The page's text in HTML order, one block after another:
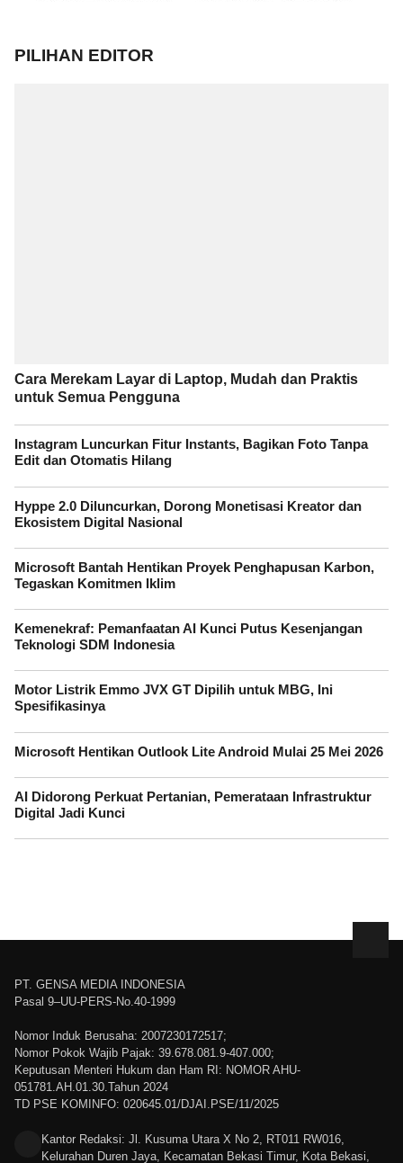
PILIHAN EDITOR
Cara Merekam Layar di Laptop, Mudah dan Praktis
untuk Semua Pengguna
Instagram Luncurkan Fitur Instants, Bagikan Foto Tanpa
Edit dan Otomatis Hilang
Hyppe 2.0 Diluncurkan, Dorong Monetisasi Kreator dan
Ekosistem Digital Nasional
Microsoft Bantah Hentikan Proyek Penghapusan Karbon,
Tegaskan Komitmen Iklim
Kemenekraf: Pemanfaatan AI Kunci Putus Kesenjangan
Teknologi SDM Indonesia
Motor Listrik Emmo JVX GT Dipilih untuk MBG, Ini
Spesifikasinya
Microsoft Hentikan Outlook Lite Android Mulai 25 Mei 2026
AI Didorong Perkuat Pertanian, Pemerataan Infrastruktur
Digital Jadi Kunci
PT. GENSA MEDIA INDONESIA
Pasal 9–UU-PERS-No.40-1999
Nomor Induk Berusaha: 2007230172517;
Nomor Pokok Wajib Pajak: 39.678.081.9-407.000;
Keputusan Menteri Hukum dan Ham RI: NOMOR AHU-
051781.AH.01.30.Tahun 2024
TD PSE KOMINFO: 020645.01/DJAI.PSE/11/2025
Kantor Redaksi: Jl. Kusuma Utara X No 2, RT011 RW016,
Kelurahan Duren Jaya, Kecamatan Bekasi Timur, Kota Bekasi,